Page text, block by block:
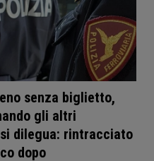
senza biglietto,
gli altri
dilegua: rintracciato
dopo